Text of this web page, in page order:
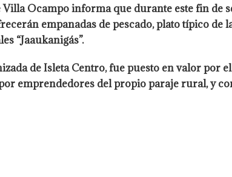
Ocampo informa que durante este fin de
empanadas de pescado, plato típico
“Jaaukanigás”.
de Isleta Centro, fue puesto en valor
emprendedores del propio paraje rural, y